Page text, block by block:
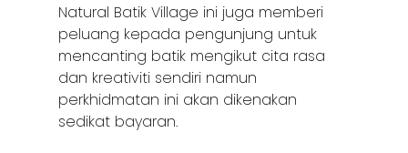
Natural Batik Village ini juga memberi
peluang kepada pengunjung untuk
mencanting batik mengikut cita rasa
dan kreativiti sendiri namun
perkhidmatan ini akan dikenakan
sedikat bayaran.